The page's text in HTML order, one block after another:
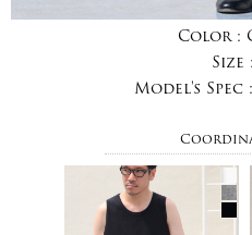
Color :
Size :
Model's Spec :